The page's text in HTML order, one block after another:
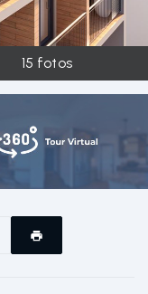
15 fotos